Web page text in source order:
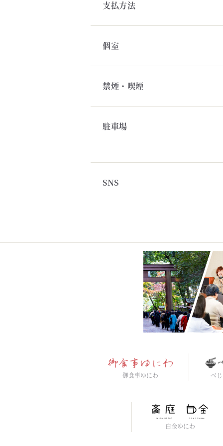
支払方法
個室
禁煙・喫煙
駐車場
SNS
御食事ゆにわ べ
白金ゆにわ